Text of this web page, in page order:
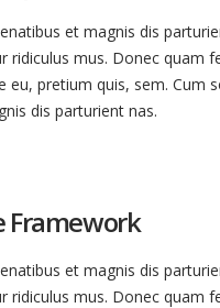
et magnis dis
ridiculus mus. Donec quam
eu, pretium quis, sem. Cum
dis parturient nas.
Framework
et magnis dis
ridiculus mus. Donec quam